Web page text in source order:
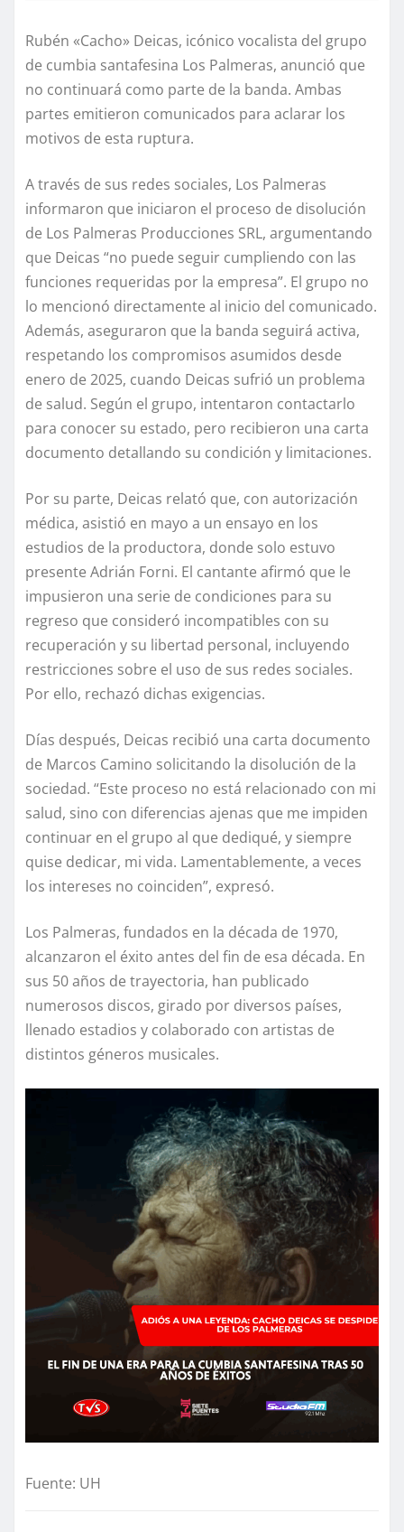
Rubén «Cacho» Deicas, icónico vocalista del grupo
de cumbia santafesina Los Palmeras, anunció que
no continuará como parte de la banda. Ambas
partes emitieron comunicados para aclarar los
motivos de esta ruptura.
A través de sus redes sociales, Los Palmeras
informaron que iniciaron el proceso de disolución
de Los Palmeras Producciones SRL, argumentando
que Deicas “no puede seguir cumpliendo con las
funciones requeridas por la empresa”. El grupo no
lo mencionó directamente al inicio del comunicado.
Además, aseguraron que la banda seguirá activa,
respetando los compromisos asumidos desde
enero de 2025, cuando Deicas sufrió un problema
de salud. Según el grupo, intentaron contactarlo
para conocer su estado, pero recibieron una carta
documento detallando su condición y limitaciones.
Por su parte, Deicas relató que, con autorización
médica, asistió en mayo a un ensayo en los
estudios de la productora, donde solo estuvo
presente Adrián Forni. El cantante afirmó que le
impusieron una serie de condiciones para su
regreso que consideró incompatibles con su
recuperación y su libertad personal, incluyendo
restricciones sobre el uso de sus redes sociales.
Por ello, rechazó dichas exigencias.
Días después, Deicas recibió una carta documento
de Marcos Camino solicitando la disolución de la
sociedad. “Este proceso no está relacionado con mi
salud, sino con diferencias ajenas que me impiden
continuar en el grupo al que dediqué, y siempre
quise dedicar, mi vida. Lamentablemente, a veces
los intereses no coinciden”, expresó.
Los Palmeras, fundados en la década de 1970,
alcanzaron el éxito antes del fin de esa década. En
sus 50 años de trayectoria, han publicado
numerosos discos, girado por diversos países,
llenado estadios y colaborado con artistas de
distintos géneros musicales.
Fuente: UH